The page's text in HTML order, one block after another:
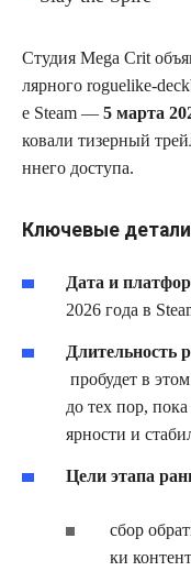
Студия Mega Crit
лярного
е Steam — 5 марта
ковали тизерный
ннего доступа.
Ключевые
Дата и
2026 года в
Длительность
пробудет в
до тех пор,
ярности и
Цели этапа
сбор
ки